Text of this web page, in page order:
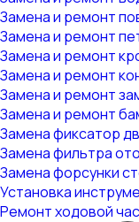
Замена и ремонт
Замена и ремонт
Замена и ремонт
Замена и ремонт
Замена и ремонт
Замена и ремонт
Замена фиксатор
Замена фильтра
Замена форсунки
Установка
Ремонт ходовой